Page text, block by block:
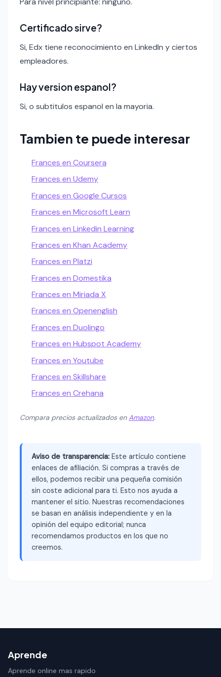
Certificado sirve?
Si, Edx tiene reconocimiento en LinkedIn y ciertos
empleadores.
Hay version espanol?
Si, o subtitulos espanol en la mayoria.
Tambien te puede interesar
Frances en Coursera
Frances en Udemy
Frances en Google Cursos
Frances en Microsoft Learn
Frances en Linkedin Learning
Frances en Khan Academy
Frances en Platzi
Frances en Domestika
Frances en Miriada X
Frances en Openenglish
Frances en Duolingo
Frances en Hubspot Academy
Frances en Youtube
Frances en Skillshare
Frances en Crehana
Compara precios actualizados enAmazon.
Aviso de transparencia: Este artículo contiene
enlaces de afiliación. Si compras a través de
ellos, podemos recibir una pequeña comisión
sin coste adicional para ti. Esto nos ayuda a
mantener el sitio. Nuestras recomendaciones
se basan en análisis independiente y en la
opinión del equipo editorial; nunca
recomendamos productos en los que no
creemos.
Aprende
Aprende online mas rapido